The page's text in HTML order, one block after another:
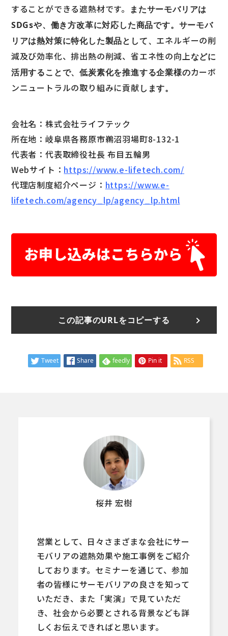
することができる遮熱材です。
またサーモバリアは
SDGsや、働き方改革に対応した商品です。サーモバ
リアは熱対策に特化した製品として、 エネルギーの削
減及び効率化、排出熱の削減、省エネ性の向上などに
活用することで、低炭素化を推進する企業様のカーボ
ンニュートラルの取り組みに貢献します。
会社名：株式会社ライフテック
所在地：岐阜県各務原市鵜沼羽場町8-132-1
代表者：代表取締役社長 布目五輪男
Webサイト： https://www.e-lifetech.com/
代理店制度紹介ページ： https://www.e-
lifetech.com/agency_lp/agency_lp.html
この記事のURLをコピーする
Tweet Share feedly Pin it RSS
桜井 宏樹
営業として、日々さまざまな会社にサー
モバリアの遮熱効果や施工事例をご紹介
しております。セミナーを通じて、参加
者の皆様にサーモバリアの良さを知って
いただき、また「実演」で見ていただ
き、社会から必要とされる背景なども詳
しくお伝えできればと思います。